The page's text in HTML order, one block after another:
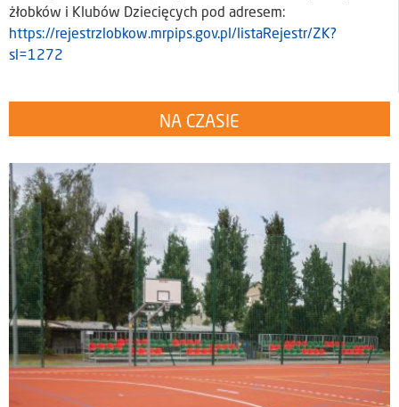
żłobków i Klubów Dziecięcych pod adresem:
https://rejestrzlobkow.mrpips.gov.pl/listaRejestr/ZK?
sl=1272
NA CZASIE